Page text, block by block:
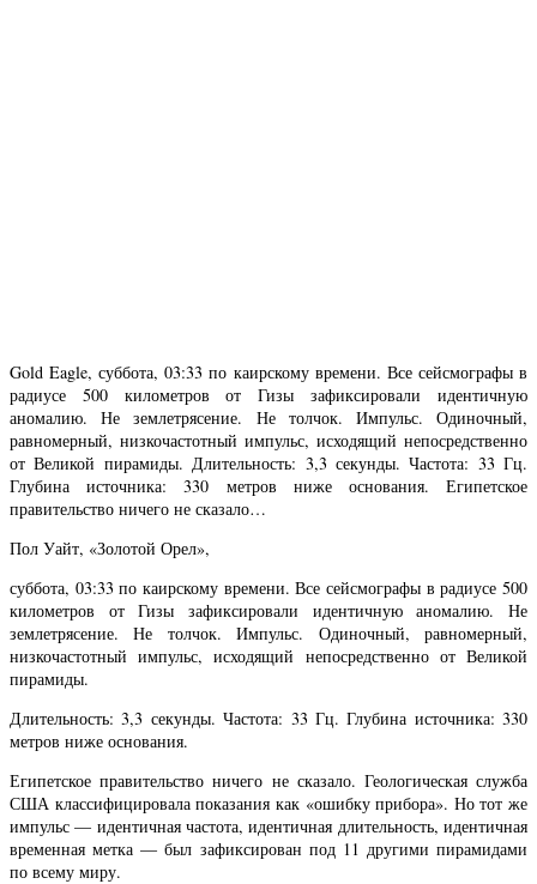
Gold Eagle, суббота, 03:33 по каирскому времени. Все сейсмографы в
радиусе 500 километров от Гизы зафиксировали идентичную
аномалию. Не землетрясение. Не толчок. Импульс. Одиночный,
равномерный, низкочастотный импульс, исходящий непосредственно
от Великой пирамиды. Длительность: 3,3 секунды. Частота: 33 Гц.
Глубина источника: 330 метров ниже основания. Египетское
правительство ничего не сказало…
Пол Уайт, «Золотой Орел»,
суббота, 03:33 по каирскому времени. Все сейсмографы в радиусе 500
километров от Гизы зафиксировали идентичную аномалию. Не
землетрясение. Не толчок. Импульс. Одиночный, равномерный,
низкочастотный импульс, исходящий непосредственно от Великой
пирамиды.
Длительность: 3,3 секунды. Частота: 33 Гц. Глубина источника: 330
метров ниже основания.
Египетское правительство ничего не сказало. Геологическая служба
США классифицировала показания как «ошибку прибора». Но тот же
импульс — идентичная частота, идентичная длительность, идентичная
временная метка — был зафиксирован под 11 другими пирамидами
по всему миру.